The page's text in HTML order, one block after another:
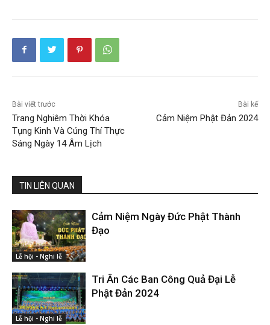
Bài viết trước
Trang Nghiêm Thời Khóa
Tụng Kinh Và Cúng Thí Thực
Sáng Ngày 14 Âm Lịch
Bài kế
Cảm Niệm Phật Đản 2024
TIN LIÊN QUAN
Lễ hội - Nghi lễ
Cảm Niệm Ngày Đức Phật Thành
Đạo
Lễ hội - Nghi lễ
Tri Ân Các Ban Công Quả Đại Lễ
Phật Đản 2024